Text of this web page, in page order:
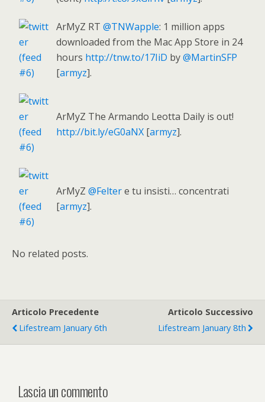
ArMyZ RT @TNWapple: 1 million apps
downloaded from the Mac App Store in 24
hours http://tnw.to/17IiD by@MartinSFP
[armyz].
ArMyZ The Armando Leotta Daily is out!
http://bit.ly/eG0aNX [armyz].
ArMyZ @Feltere tu insisti… concentrati
[armyz].
No related posts.
Articolo Precedente
Lifestream January 6th
Articolo Successivo
Lifestream January 8th
Lascia un commento